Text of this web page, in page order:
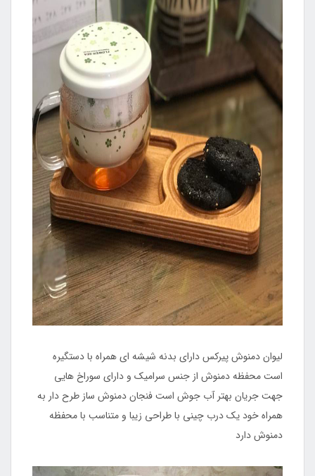
لیوان دمنوش پیرکس دارای بدنه شیشه ای همراه با دستگیره
است محفظه دمنوش از جنس سرامیک و دارای سوراخ هایی
جهت جریان بهتر آب جوش است فنجان دمنوش ساز طرح دار به
همراه خود یک درب چینی با طراحی زیبا و متناسب با محفظه
دمنوش دارد